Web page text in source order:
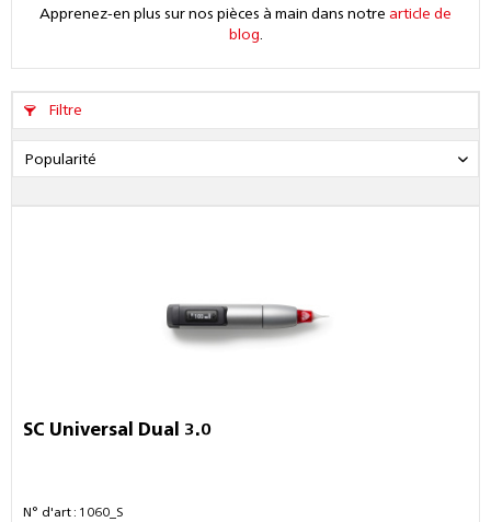
Apprenez-en plus sur nos pièces à main dans notre article de
blog
Filtre
SC Universal Dual 3.0
N° d'art : 1060_S